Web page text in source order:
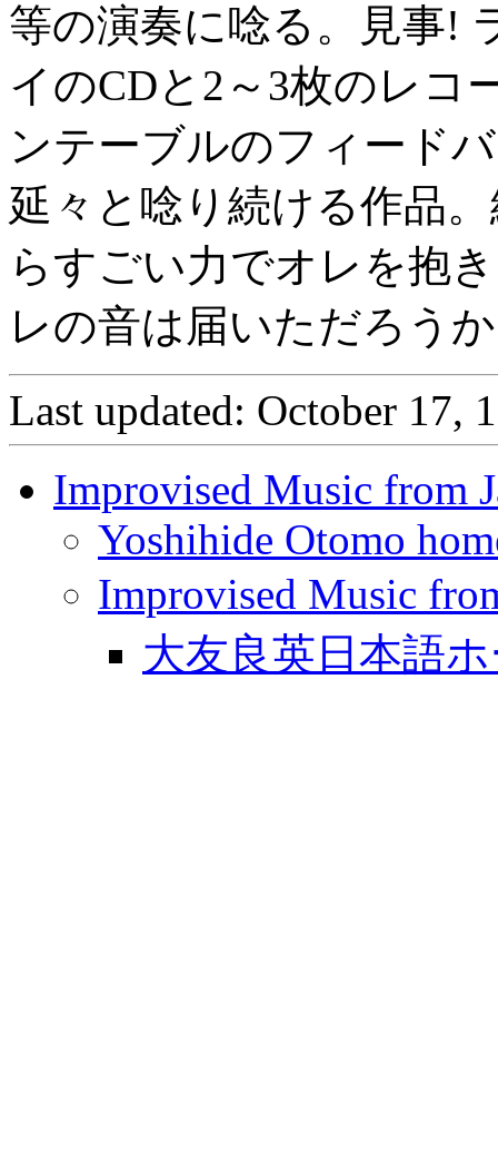
等の演奏に唸る。見事!
イのCDと2～3枚のレコ
ンテーブルのフィード
延々と唸り続ける作品
らすごい力でオレを抱
レの音は届いただろう
Last updated: October 17,
Improvised Music from
Yoshihide Otomo
Improvised Music
大友良英日本語